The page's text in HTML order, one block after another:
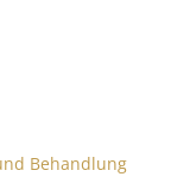
Behandlung